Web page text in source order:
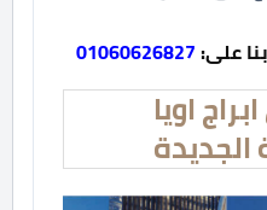
على:01060626827
اويا
الجديدة